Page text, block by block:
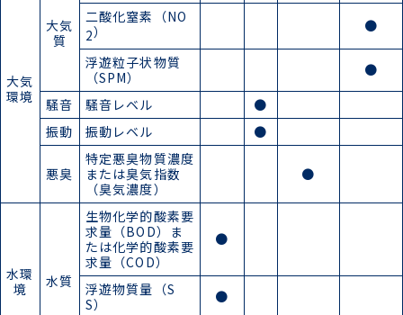
大気
環境
大気
質
二酸化窒素（NO
2） ●
浮遊粒子状物質
（SPM）
●
騒音
騒音レベル
●
振動
振動レベル ●
悪臭
特定悪臭物質濃度
または臭気指数
（臭気濃度）
●
水環
境
水質
生物化学的酸素要
求量（BOD）ま
たは化学的酸素要
求量（COD）
●
浮遊物質量（S
S）
●